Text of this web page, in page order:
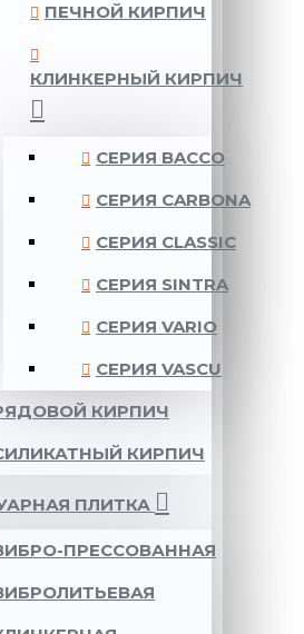
ПЕЧНОЙ КИРПИЧ
КЛИНКЕРНЫЙ КИРПИЧ
CЕРИЯ BACCO
CЕРИЯ CARBONA
CЕРИЯ CLASSIC
CЕРИЯ SINTRA
CЕРИЯ VARIO
CЕРИЯ VASCU
КИРПИЧ
КИРПИЧ
ПЛИТКА
ПРЕССОВАННАЯ